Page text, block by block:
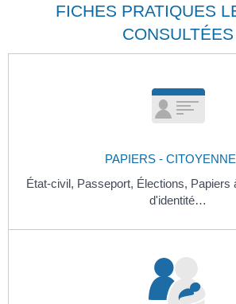
FICHES PRATIQUES
CONSULTÉES
PAPIERS -
État-civil, Passeport, Élections, Papiers
d'identité…